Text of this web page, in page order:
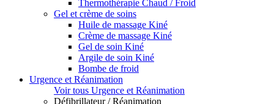
Thermothérapie Chaud / Froid
Gel et crème de soins
Huile de massage Kiné
Crème de massage Kiné
Gel de soin Kiné
Argile de soin Kiné
Bombe de froid
Urgence et Réanimation
Voir tous Urgence et Réanimation
Défibrillateur / Réanimation